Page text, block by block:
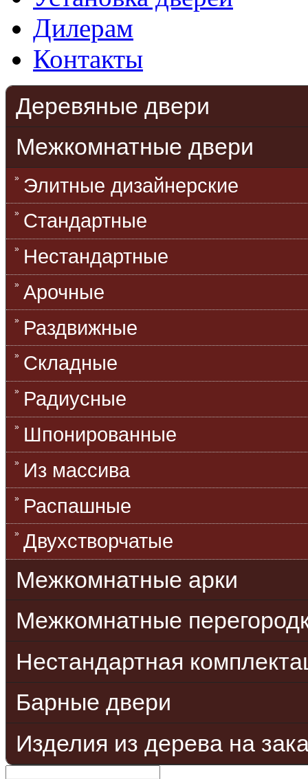
Дилерам
Контакты
Деревяные двери
Межкомнатные двери
Элитные дизайнерские
Стандартные
Нестандартные
Арочные
Раздвижные
Складные
Радиусные
Шпонированные
Из массива
Распашные
Двухстворчатые
Межкомнатные арки
Межкомнатные
Нестандартная
Барные двери
Изделия из дерева на